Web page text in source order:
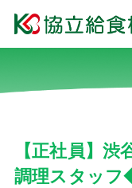
事業情報
安心・
【正社員】
調理スタッフ